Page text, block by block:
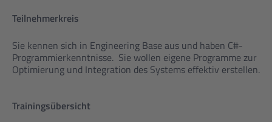
Teilnehmerkreis
Sie kennen sich in Engineering Base aus und haben C#-
Programmierkenntnisse. Sie wollen eigene Programme zur
Optimierung und Integration des Systems effektiv erstellen.
Trainingsübersicht